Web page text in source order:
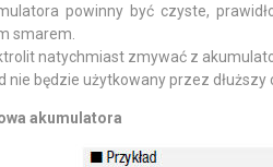
powinny być czyste,
smarem.
natychmiast zmywać z
nie będzie użytkowany przez dłuższy
akumulatora